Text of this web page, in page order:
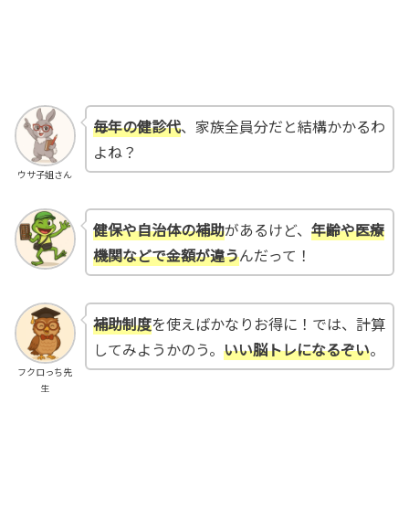
ウサ子姐さん
毎年の健診代、家族全員分だと結構かかるわ
よね？
健保や自治体の補助があるけど、 年齢や医療
機関などで金額が違うんだって！
フクロっち先
生
補助制度を使えばかなりお得に！では、計算
してみようかのう。 いい脳トレになるぞい。